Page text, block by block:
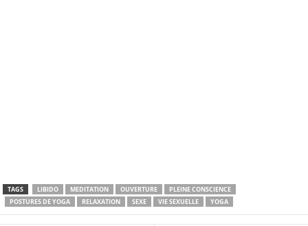
TAGS LIBIDO MEDITATION OUVERTURE
PLEINE CONSCIENCE
POSTURES DE YOGA
RELAXATION SEXE VIE SEXUELLE YOGA